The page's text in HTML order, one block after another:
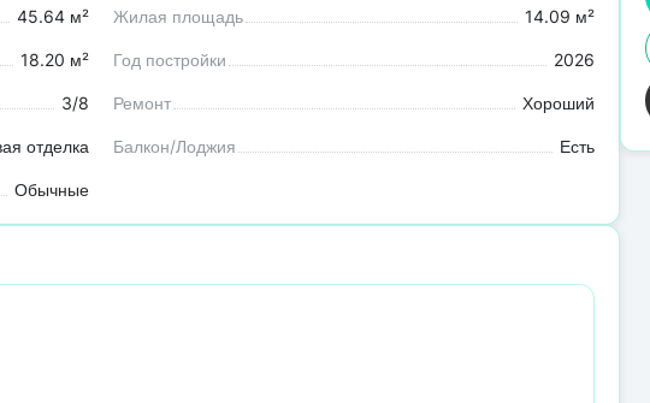
45.64 м² Жилая площадь 14.09 м²
18.20 м² Год постройки 2026
3/8 Ремонт Хороший
отделка Балкон/Лоджия Есть
Обычные